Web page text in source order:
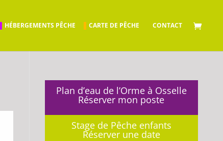
HÉBERGEMENTS PÊCHE CARTE DE PÊCHE CONTACT
Plan d’eau de l’Orme à Osselle
Réserver mon poste
Stage de Pêche enfants
Réserver une date